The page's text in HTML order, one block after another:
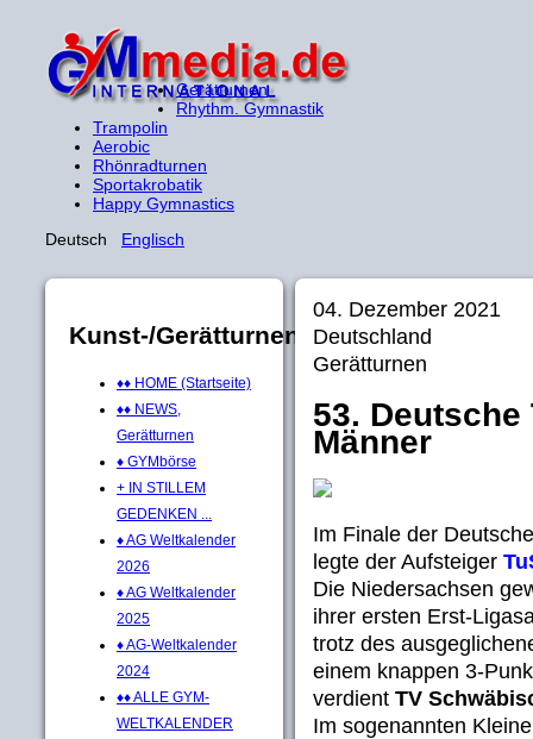
Gerätturnen
Rhythm. Gymnastik
Trampolin
Aerobic
Rhönradturnen
Sportakrobatik
Happy Gymnastics
Deutsch Englisch
Kunst-/Gerätturnen
♦♦ HOME (Startseite)
♦♦ NEWS,
Gerätturnen
♦ GYMbörse
+ IN STILLEM
GEDENKEN ...
♦ AG Weltkalender
2026
♦ AG Weltkalender
2025
♦ AG-Weltkalender
2024
♦♦ ALLE GYM-
WELTKALENDER
04. Dezember 2021
Deutschland
Gerätturnen
53.
Männer
Im Finale der
legte der Aufsteiger
Die Niedersachsen
ihrer ersten Erst-
trotz des
einem knappen 3-
verdient TV
Im sogenannten